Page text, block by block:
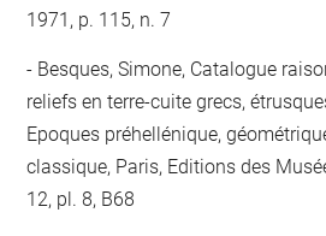
1971, p. 115, n. 7
Besques, Simone, Catalogue
reliefs en terre-cuite grecs,
Epoques préhellénique,
classique, Paris, Editions des
12, pl. 8, B68